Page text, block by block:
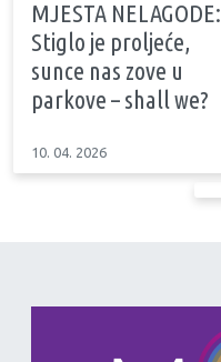
MJESTA NELAGODE:
Stiglo je proljeće,
sunce nas zove u
parkove – shall we?
10. 04. 2026